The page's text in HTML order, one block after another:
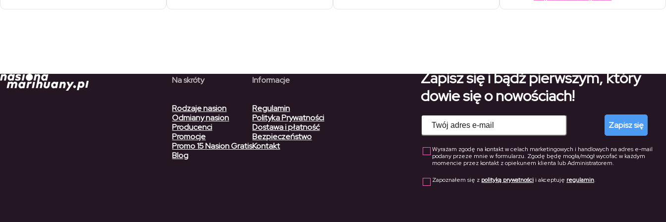
281,00 zł
212,00 zł
136,00 zł
cen:
Zapisz się i bądź pierwszym, który
dowie się o nowościach!
Wyrażam zgodę na kontakt w celach marketingowych i handlowych na adres e-mail
podany przeze mnie w formularzu. Zgodę będę mogła/mógł wycofać w każdym
momencie przez kontakt z opiekunem klienta lub Administratorem.
Zapoznałem się z polityką prywatnościi akceptuję regulamin.
Zapisz się
Na skróty
Rodzaje nasion
Odmiany nasion
Producenci
Promocje
Promo 15 Nasion Gratis
Blog
Informacje
Regulamin
Polityka Prywatności
Dostawa i płatność
Bezpieczeństwo
Kontakt